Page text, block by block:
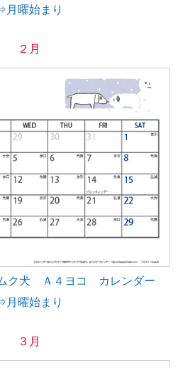
月曜始まり
２月
ク犬 Ａ４ヨコ カレンダー
月曜始まり
３月